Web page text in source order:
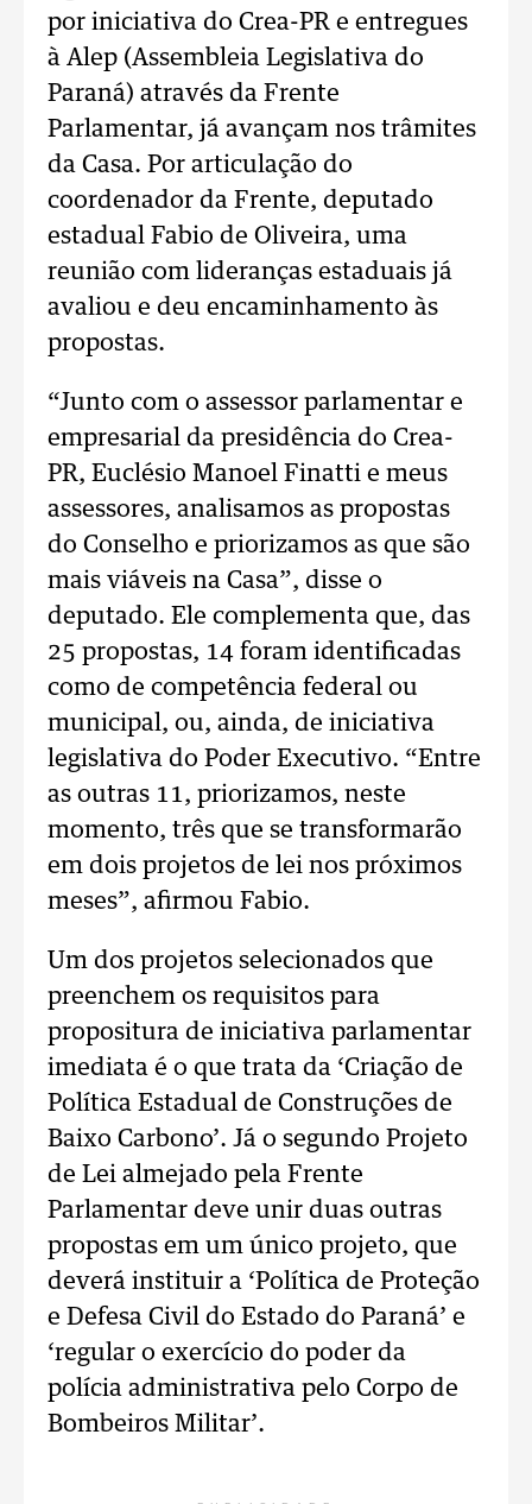
por iniciativa do Crea-PR e entregues
à Alep (Assembleia Legislativa do
Paraná) através da Frente
Parlamentar, já avançam nos trâmites
da Casa. Por articulação do
coordenador da Frente, deputado
estadual Fabio de Oliveira, uma
reunião com lideranças estaduais já
avaliou e deu encaminhamento às
propostas.
“Junto com o assessor parlamentar e
empresarial da presidência do Crea-
PR, Euclésio Manoel Finatti e meus
assessores, analisamos as propostas
do Conselho e priorizamos as que são
mais viáveis na Casa”, disse o
deputado. Ele complementa que, das
25 propostas, 14 foram identificadas
como de competência federal ou
municipal, ou, ainda, de iniciativa
legislativa do Poder Executivo. “Entre
as outras 11, priorizamos, neste
momento, três que se transformarão
em dois projetos de lei nos próximos
meses”, afirmou Fabio.
Um dos projetos selecionados que
preenchem os requisitos para
propositura de iniciativa parlamentar
imediata é o que trata da ‘Criação de
Política Estadual de Construções de
Baixo Carbono’. Já o segundo Projeto
de Lei almejado pela Frente
Parlamentar deve unir duas outras
propostas em um único projeto, que
deverá instituir a ‘Política de Proteção
e Defesa Civil do Estado do Paraná’ e
‘regular o exercício do poder da
polícia administrativa pelo Corpo de
Bombeiros Militar’.